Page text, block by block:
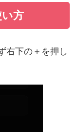
方
右下の＋を押し